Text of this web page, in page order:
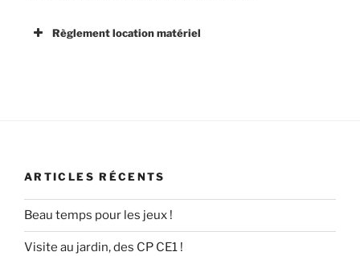
Règlement location matériel
ARTICLES RÉCENTS
Beau temps pour les jeux !
Visite au jardin, des CP CE1 !